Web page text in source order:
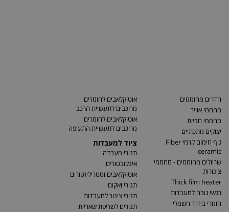
חדרים מחוממים
מחממי אוויר
מחממי חביות
יצוקים מתכתיים
גוף חימום קרמי Fiber
ceramic
שרוולים מחוממים - מחממי
צינורות
Thick film heater
רגשי גובה למעבדות
חומרי בידוד חשמלי
אוטוקלאבים לחומרים
מרוכבים לתעשיית הרכב
אוטוקלאבים לחומרים
מרוכבים לתעשיית התעופה
ציוד למעבדות
תנורי מעבדה
אינקובטורים
אוטוקלאבים וסטריליזטורים
תנורי ואקום
תנורי צינור למעבדות
תנורים לשריפת שאריות